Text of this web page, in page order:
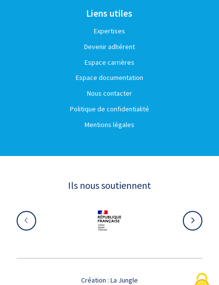
Liens utiles
Expertises
Devenir adhérent
Espace carrières
Espace documentation
Nous contacter
Politique de confidentialité
Mentions légales
Ils nous soutiennent
Création : La Jungle